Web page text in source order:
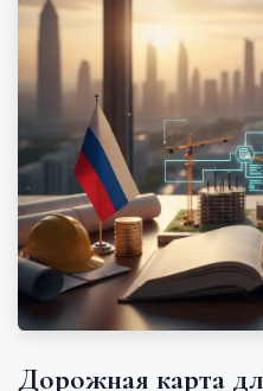
Дорожная карта